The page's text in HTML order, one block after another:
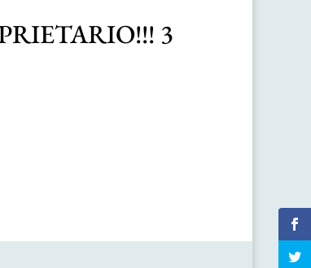
3